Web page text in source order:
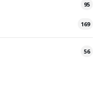
95
169
56